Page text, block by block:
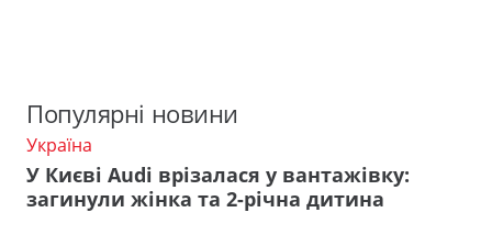
Популярні новини
Україна
У Києві Audi врізалася у вантажівку:
загинули жінка та 2-річна дитина